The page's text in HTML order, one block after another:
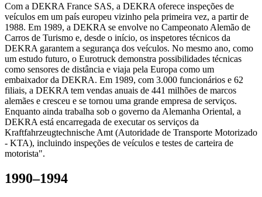
Com a DEKRA France SAS, a DEKRA oferece inspeções de
veículos em um país europeu vizinho pela primeira vez, a partir de
1988. Em 1989, a DEKRA se envolve no Campeonato Alemão de
Carros de Turismo e, desde o início, os inspetores técnicos da
DEKRA garantem a segurança dos veículos. No mesmo ano, como
um estudo futuro, o Eurotruck demonstra possibilidades técnicas
como sensores de distância e viaja pela Europa como um
embaixador da DEKRA. Em 1989, com 3.000 funcionários e 62
filiais, a DEKRA tem vendas anuais de 441 milhões de marcos
alemães e cresceu e se tornou uma grande empresa de serviços.
Enquanto ainda trabalha sob o governo da Alemanha Oriental, a
DEKRA está encarregada de executar os serviços da
Kraftfahrzeugtechnische Amt (Autoridade de Transporte Motorizado
- KTA), incluindo inspeções de veículos e testes de carteira de
motorista".
1990–1994